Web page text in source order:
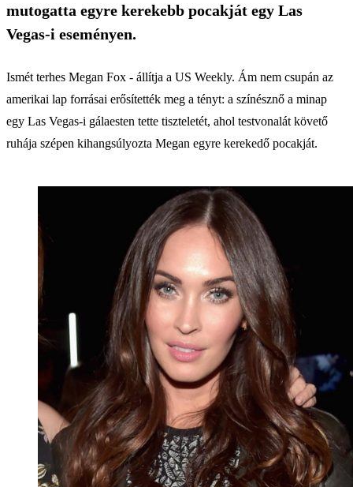
mutogatta egyre kerekebb pocakját egy Las
Vegas-i eseményen.
Ismét terhes Megan Fox - állítja a US Weekly. Ám nem csupán az
amerikai lap forrásai erősítették meg a tényt: a színésznő a minap
egy Las Vegas-i gálaesten tette tiszteletét, ahol testvonalát követő
ruhája szépen kihangsúlyozta Megan egyre kerekedő pocakját.